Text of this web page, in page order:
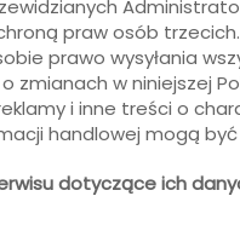
praw osób trzecich.
prawo wysyłania
zmianach w niniejszej
i inne treści o
handlowej mogą
dotyczące ich